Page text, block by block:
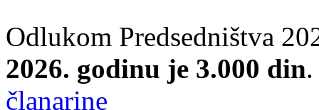
Odlukom Predsedništva
2026. godinu je 3.000 din
članarine